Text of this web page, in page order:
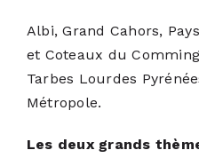
Albi, Grand Cahors,
et Coteaux du
Tarbes Lourdes
Métropole.
Les deux grands